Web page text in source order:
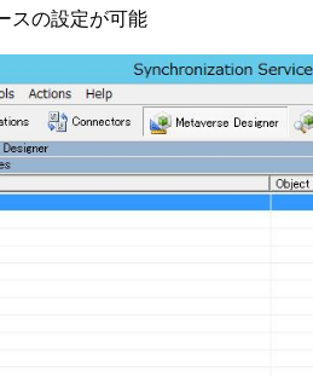
スの設定が可能